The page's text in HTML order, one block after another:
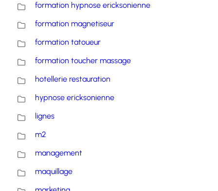
formation hypnose ericksonienne
formation magnetiseur
formation tatoueur
formation toucher massage
hotellerie restauration
hypnose ericksonienne
lignes
m2
management
maquillage